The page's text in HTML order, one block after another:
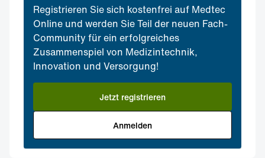
Registrieren Sie sich kostenfrei auf Medtec
Online und werden Sie Teil der neuen Fach-
Community für ein erfolgreiches
Zusammenspiel von Medizintechnik,
Innovation und Versorgung!
Jetzt registrieren
Anmelden